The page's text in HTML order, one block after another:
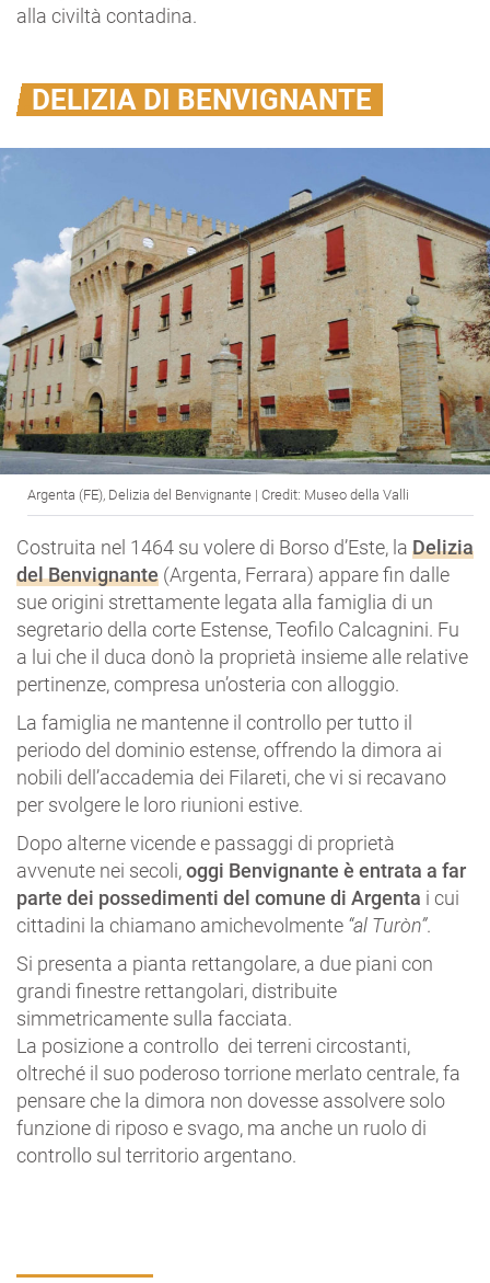
alla civiltà contadina.
DELIZIA DI BENVIGNANTE
Argenta (FE), Delizia del Benvignante | Credit: Museo della Valli
Costruita nel 1464 su volere di Borso d’Este, la Delizia
del Benvignante (Argenta, Ferrara) appare fin dalle
sue origini strettamente legata alla famiglia di un
segretario della corte Estense, Teofilo Calcagnini. Fu
a lui che il duca donò la proprietà insieme alle relative
pertinenze, compresa un’osteria con alloggio.
La famiglia ne mantenne il controllo per tutto il
periodo del dominio estense, offrendo la dimora ai
nobili dell’accademia dei Filareti, che vi si recavano
per svolgere le loro riunioni estive.
Dopo alterne vicende e passaggi di proprietà
avvenute nei secoli,oggi Benvignante è entrata a far
parte dei possedimenti del comune di Argenta i cui
cittadini la chiamano amichevolmente “al Turòn”.
Si presenta a pianta rettangolare, a due piani con
grandi finestre rettangolari, distribuite
simmetricamente sulla facciata.
La posizione a controllo dei terreni circostanti,
oltreché il suo poderoso torrione merlato centrale, fa
pensare che la dimora non dovesse assolvere solo
funzione di riposo e svago, ma anche un ruolo di
controllo sul territorio argentano.